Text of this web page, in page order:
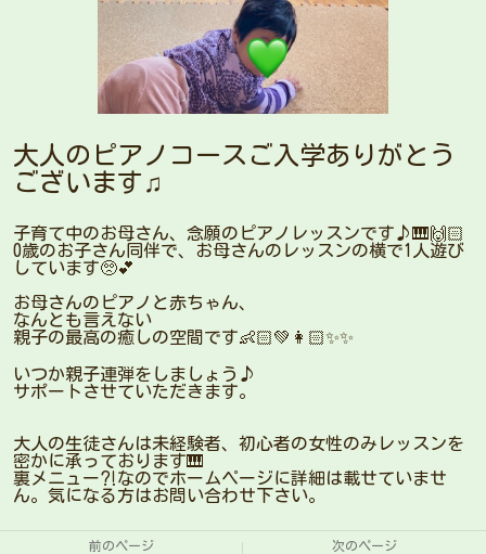
大人のピアノコースご入学ありがとう
ございます♫
子育て中のお母さん、念願のピアノレッスンです♪🎹🙌🏻
0歳のお子さん同伴で、お母さんのレッスンの横で1人遊び
しています🥺💕
お母さんのピアノと赤ちゃん、
なんとも言えない
親子の最高の癒しの空間です👶🏻💚👩🏻✨✨
いつか親子連弾をしましょう♪
サポートさせていただきます。
大人の生徒さんは未経験者、初心者の女性のみレッスンを
密かに承っております🎹
裏メニュー⁈なのでホームページに詳細は載せていませ
ん。気になる方はお問い合わせ下さい。
前のページ 次のページ